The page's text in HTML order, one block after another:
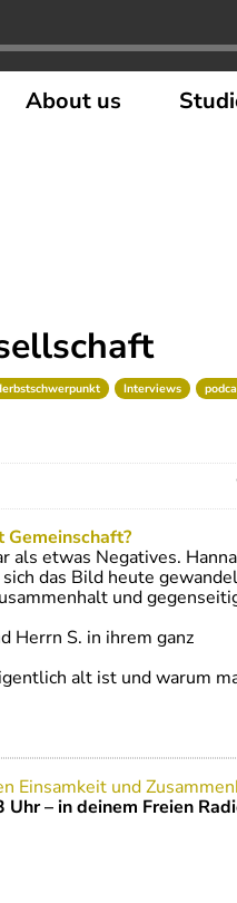
About us
Interviews
als etwas Negatives.
das Bild heute
und
Herrn S. in ihrem ganz
alt ist und warum
Einsamkeit und
– in deinem Freien